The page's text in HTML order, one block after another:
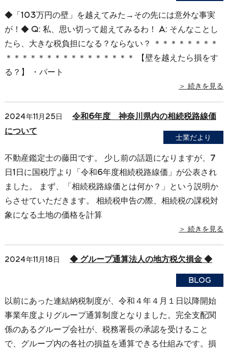
◆「103万円の壁」を越えてみた→その先には意外な事実
が！◆ Q: 私、思い切って超えてみるわ！ A: そんなことし
たら、大きな税負担になる？ならない？ ＊＊＊＊＊＊＊＊
＊＊＊＊＊＊＊＊＊＊＊＊＊＊＊＊ 【壁を越えたら損をす
る？】 ・パート
＞ 続きを見る
2024年11月25日
令和6年度 神奈川県内の相続税路線価
について
士業だより
不動産鑑定士の藤田です。 少し前の話題になりますが、7
日1日に国税庁より「令和6年度相続税路線価」が公表され
ました。 まず、「相続税路線価とは何か？」という説明か
らさせていただきます。 相続税申告の際、相続税の課税対
象になる土地の価格を計算
＞ 続きを見る
2024年11月18日 ◆ グループ通算法人の地方税欠損金 ◆
BLOG
以前にあった連結納税制度が、令和４年４月１日以降開始
事業年度よりグループ通算制度となりました。完全支配関
係のあるグループ会社が、税務署長の承認を受けること
で、グループ内の各社の損益を通算できる仕組みです。損